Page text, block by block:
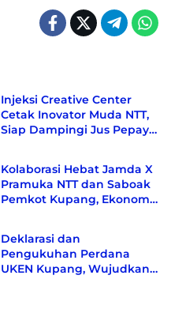
Injeksi Creative Center
Cetak Inovator Muda NTT,
Siap Dampingi Jus Pepaya
Berita
Kolaborasi Hebat Jamda X
Pramuka NTT dan Saboak
Pemkot Kupang, Ekonomi
Berita
Deklarasi dan
Pengukuhan Perdana
UKEN Kupang, Wujudkan